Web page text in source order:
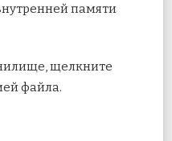
памяти
щелкните
файла.